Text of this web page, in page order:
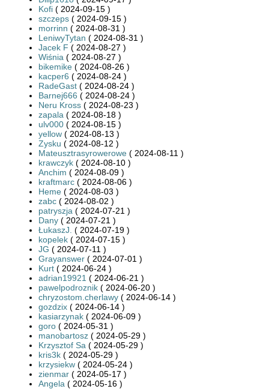
Kofi ( 2024-09-15 )
szczeps ( 2024-09-15 )
morrinn ( 2024-08-31 )
LeniwyTytan ( 2024-08-31 )
Jacek F ( 2024-08-27 )
Wiśnia ( 2024-08-27 )
bikemike ( 2024-08-26 )
kacper6 ( 2024-08-24 )
RadeGast ( 2024-08-24 )
Barnej666 ( 2024-08-24 )
Neru Kross ( 2024-08-23 )
zapala ( 2024-08-18 )
ulv000 ( 2024-08-15 )
yellow ( 2024-08-13 )
Zysku ( 2024-08-12 )
Mateusztrasyrowerowe ( 2024-08-11 )
krawczyk ( 2024-08-10 )
Anchim ( 2024-08-09 )
kraftmarc ( 2024-08-06 )
Heme ( 2024-08-03 )
zabc ( 2024-08-02 )
patryszja ( 2024-07-21 )
Dany ( 2024-07-21 )
ŁukaszJ. ( 2024-07-19 )
kopelek ( 2024-07-15 )
JG ( 2024-07-11 )
Grayanswer ( 2024-07-01 )
Kurt ( 2024-06-24 )
adrian19921 ( 2024-06-21 )
pawelpodroznik ( 2024-06-20 )
chryzostom.cherlawy ( 2024-06-14 )
gozdzix ( 2024-06-14 )
kasiarzynak ( 2024-06-09 )
goro ( 2024-05-31 )
manobartosz ( 2024-05-29 )
Krzysztof Sa ( 2024-05-29 )
kris3k ( 2024-05-29 )
krzysiekw ( 2024-05-24 )
zienmar ( 2024-05-17 )
Angela ( 2024-05-16 )